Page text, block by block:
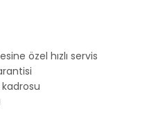
özel hızlı servis